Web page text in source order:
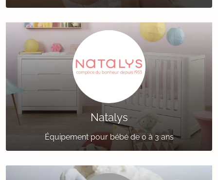
Natalys
Équipement pour bébé de 0 à 3 ans‎